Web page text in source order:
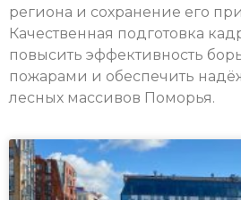
региона и сохранение его
Качественная подготовка
повысить эффективность
пожарами и обеспечить
лесных массивов Поморья.